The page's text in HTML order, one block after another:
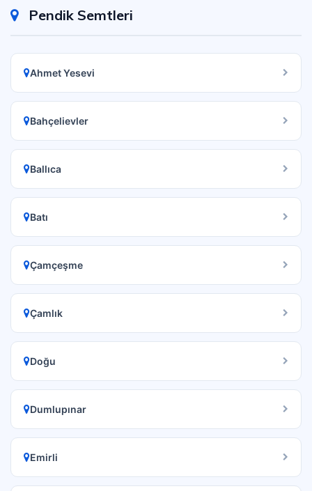
Pendik Semtleri
Ahmet Yesevi
Bahçelievler
Ballıca
Batı
Çamçeşme
Çamlık
Doğu
Dumlupınar
Emirli